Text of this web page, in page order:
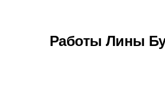
Работы Лины